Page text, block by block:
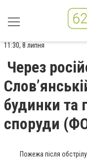
11:30, 8 липня
Через
будинки та
споруди
Пожежа після